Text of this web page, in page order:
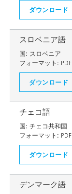
ダウンロード
スロベニア語
国: スロベニア
フォーマット: PDF
ダウンロード
チェコ語
国: チェコ共和国
フォーマット: PDF
ダウンロード
デンマーク語